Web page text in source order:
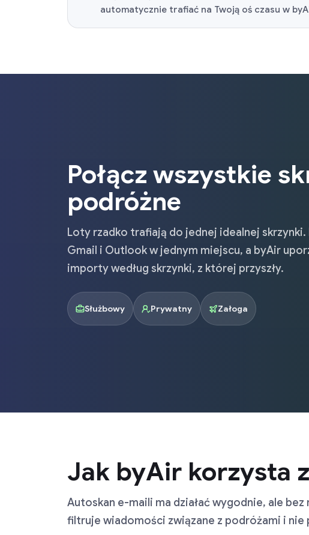
automatycznie trafiać na Twoją oś czasu w
Połącz wszystkie
podróżne
Loty rzadko trafiają do jednej idealnej skrzynki.
Gmail i Outlook w jednym miejscu, a byAir
importy według skrzynki, z której przyszły.
Służbowy Prywatny Załoga
Jak byAir korzysta
Autoskan e-maili ma działać wygodnie, ale
filtruje wiadomości związane z podróżami i